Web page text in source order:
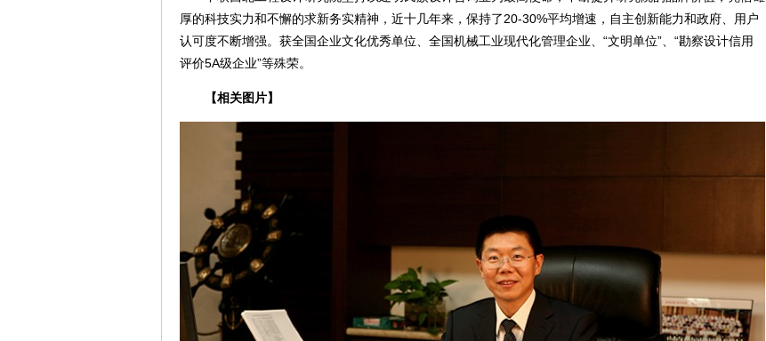
厚的科技实力和不懈的求新务实精神，近十几年来，保持了20-30%平均增速，自主创新能力和政府、用户
认可度不断增强。获全国企业文化优秀单位、全国机械工业现代化管理企业、“文明单位”、“勘察设计信用
评价5A级企业”等殊荣。
【相关图片】